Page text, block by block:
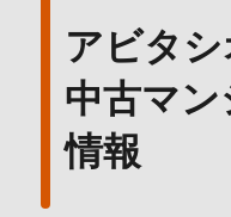
アビタ
中古マ
情報